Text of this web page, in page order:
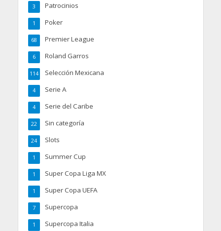
Patrocinios
3
Poker
1
Premier League
68
Roland Garros
6
Selección Mexicana
114
Serie A
4
Serie del Caribe
4
Sin categoría
22
Slots
24
Summer Cup
1
Super Copa Liga MX
1
Super Copa UEFA
1
Supercopa
7
Supercopa Italia
1